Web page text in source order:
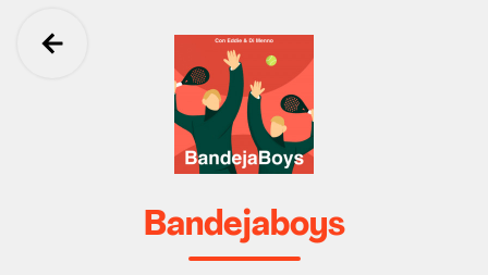
Ga terug
Bandejaboys